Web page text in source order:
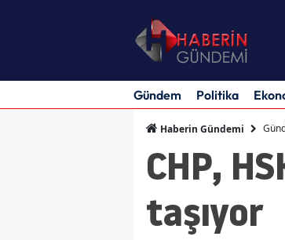
Gündem Politika
Haberin Gündemi
CHP,
taşıyor